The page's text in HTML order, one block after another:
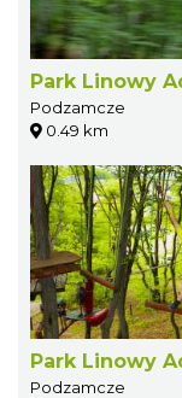
Park Linowy
Podzamcze
0.49 km
Park Linowy
Podzamcze